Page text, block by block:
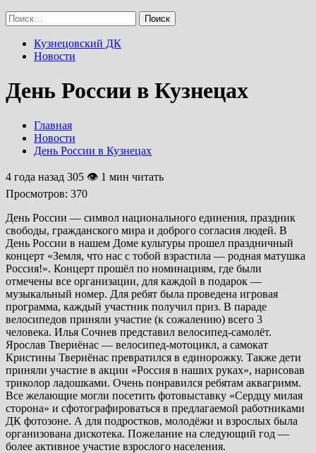
Найти:
Кузнецовский ДК
Новости
День России в Кузнецах
Главная
Новости
День России в Кузнецах
4 года назад 305 👁 1 мин читать
Просмотров: 370
День России — символ национального единения, праздник
свободы, гражданского мира и доброго согласия людей. В
День России в нашем Доме культуры прошел праздничный
концерт «Земля, что нас с тобой взрастила — родная матушка
Россия!». Концерт прошёл по номинациям, где были
отмечены все организации, для каждой в подарок —
музыкальный номер. Для ребят была проведена игровая
программа, каждый участник получил приз. В параде
велосипедов приняли участие (к сожалению) всего 3
человека. Илья Сочнев представил велосипед-самолёт.
Ярослав Твериёнас — велосипед-мотоцикл, а самокат
Кристины Твериёнас превратился в единорожку. Также дети
приняли участие в акции «Россия в наших руках», нарисовав
триколор ладошками. Очень понравился ребятам аквагримм.
Все желающие могли посетить фотовыставку «Сердцу милая
сторона» и сфотографироваться в предлагаемой работниками
ДК фотозоне. А для подростков, молодёжи и взрослых была
организована дискотека. Пожелание на следующий год —
более активное участие взрослого населения.